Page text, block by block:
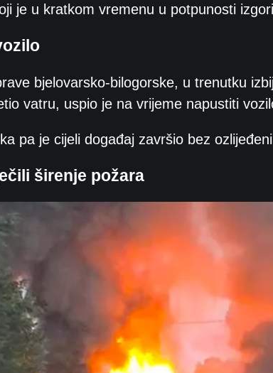
je u kratkom vremenu u potpunosti
bjelovarsko-bilogorske, u trenutku
vatru, uspio je na vrijeme napustiti
pa je cijeli događaj završio bez
širenje požara